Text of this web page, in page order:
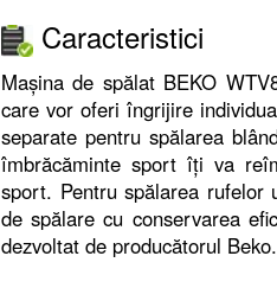
Caracteristici
Mașina de spălat BEKO
care vor oferi îngrijire
separate pentru spălarea
îmbrăcăminte sport îți va
sport. Pentru spălarea rufelor
de spălare cu conservarea
dezvoltat de producătorul Beko.